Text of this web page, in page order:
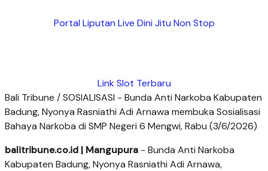
Portal Liputan Live Dini Jitu Non Stop
Link Slot Terbaru
Bali Tribune / SOSIALISASI - Bunda Anti Narkoba Kabupaten
Badung, Nyonya Rasniathi Adi Arnawa membuka Sosialisasi
Bahaya Narkoba di SMP Negeri 6 Mengwi, Rabu (3/6/2026)
balitribune.co.id | Mangupura - Bunda Anti Narkoba
Kabupaten Badung, Nyonya Rasniathi Adi Arnawa,